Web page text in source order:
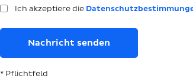
Ich akzeptiere die
* Pflichtfeld